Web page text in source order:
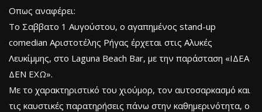
Οπως αναφέρει:
Το Σαββατο 1 Αυγούστου, ο αγαπημένος stand-up
comedian Αριστοτέλης Ρήγας έρχεται στις Αλυκές
Λευκίμμης, στο Laguna Beach Bar, με την παράσταση «ΙΔΕΑ
ΔΕΝ ΕΧΩ».
Με το χαρακτηριστικό του χιούμορ, τον αυτοσαρκασμό και
τις καυστικές παρατηρήσεις πάνω στην καθημερινότητα, ο